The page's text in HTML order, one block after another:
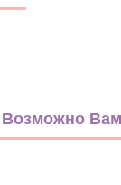
Возможно